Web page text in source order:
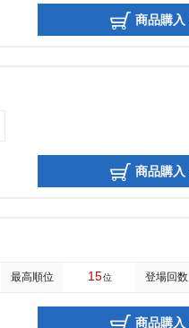
商品購入
商品購入
最高順位 15位 登場回数
商品購入